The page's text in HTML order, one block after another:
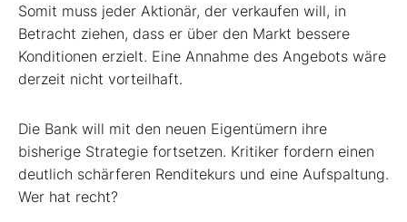
Somit muss jeder Aktionär, der verkaufen will, in
Betracht ziehen, dass er über den Markt bessere
Konditionen erzielt. Eine Annahme des Angebots wäre
derzeit nicht vorteilhaft.
Die Bank will mit den neuen Eigentümern ihre
bisherige Strategie fortsetzen. Kritiker fordern einen
deutlich schärferen Renditekurs und eine Aufspaltung.
Wer hat recht?